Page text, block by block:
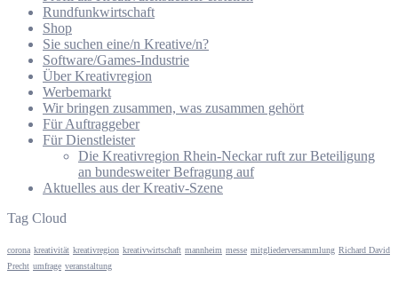
Rundfunkwirtschaft
Shop
Sie suchen eine/n Kreative/n?
Software/Games-Industrie
Über Kreativregion
Werbemarkt
Wir bringen zusammen, was zusammen gehört
Für Auftraggeber
Für Dienstleister
Die Kreativregion Rhein-Neckar ruft zur Beteiligung
an bundesweiter Befragung auf
Aktuelles aus der Kreativ-Szene
Tag Cloud
corona kreativität kreativregion kreativwirtschaft mannheim messe mitgliederversammlung Richard David
Precht umfrage veranstaltung